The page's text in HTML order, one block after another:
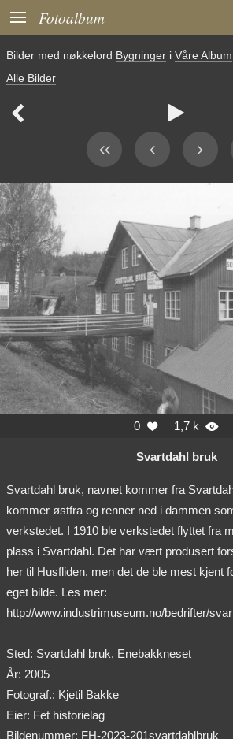
 Fotoalbum
Bilder med nøkkelord Bygninger i Våre Album
Alle Bilder
 
0  1,7 k 
Svartdahl bruk
Svartdahl bruk, navnet kommer fra
kommer østfra og renner ned i dammen
verkstedet. I 1910 ble verkstedet flyttet fra
plass i Svartdahl. Det har vært produsert
her til Husfliden, men det de ble mest kjent
eget bilde. Les mer:
http://www.industrimuseum.no/bedrifter/
Sted: Svartdahl bruk, Enebakkneset
År: 2005
Fotograf.: Kjetil Bakke
Eier: Fet historielag
Bildenummer: FH-2023-201svartdahlbruk